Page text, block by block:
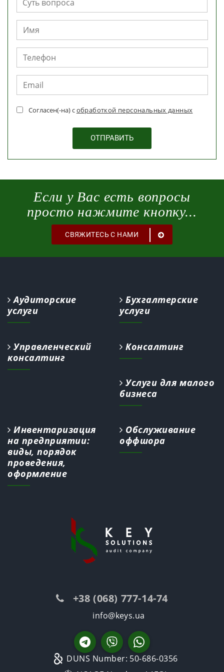
Согласен(-на) собработкой персональных данных
Если у Вас есть вопросы
просто нажмите кнопку...
СВЯЖИТЕСЬ С НАМИ
Аудиторские
услуги
Бухгалтерские
услуги
Управленческий
консалтинг
Консалтинг
Услуги для малого
бизнеса
Инвентаризация
на предприятии:
виды, порядок
проведения,
оформление
Обслуживание
оффшора
+38 (068) 777-14-74
info@keys.ua
DUNS Number: 50-686-0356